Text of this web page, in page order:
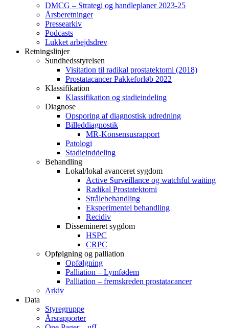
DMCG – Strategi og handleplaner 2023-25
Årsberetninger
Pressearkiv
Podcasts
Lukket arbejdsdrev
Retningslinjer
Sundhedsstyrelsen
Visitation til radikal prostatektomi (2018)
Prostatacancer Pakkeforløb 2022
Klassifikation
Klassifikation og stadieindeling
Diagnose
Opsporing af diagnostisk udredning
Billeddiagnostik
MR-Konsensusrapport
Patologi
Stadieinddeling
Behandling
Lokal/lokal avanceret sygdom
Active Surveillance og watchful waiting
Radikal Prostatektomi
Strålebehandling
Eksperimentel behandling
Recidiv
Dissemineret sygdom
HSPC
CRPC
Opfølgning og palliation
Opfølgning
Palliation – Lymfødem
Palliation – fremskreden prostatacancer
Arkiv
Data
Styregruppe
Årsrapporter